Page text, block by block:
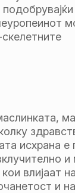
исхрана е
и
влијаат
и